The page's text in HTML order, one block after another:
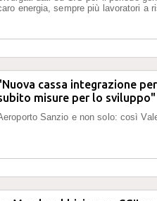
energia, sempre più lavoratori a
cassa integrazione
misure per lo sviluppo"
Sanzio e non solo: così